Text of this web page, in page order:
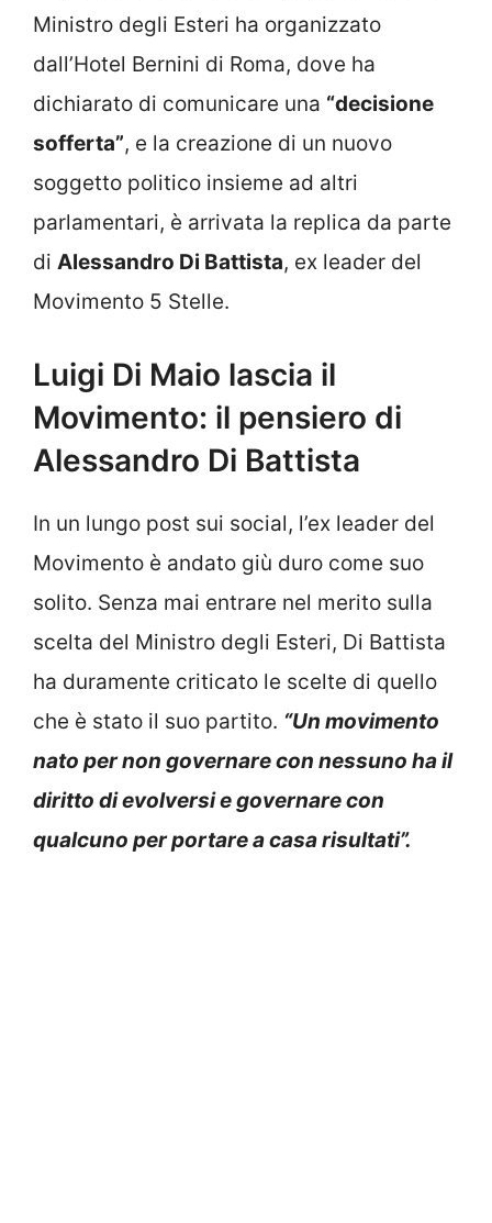
Ministro degli Esteri ha organizzato
dall’Hotel Bernini di Roma, dove ha
dichiarato di comunicare una “decisione
sofferta”, e la creazione di un nuovo
soggetto politico insieme ad altri
parlamentari, è arrivata la replica da parte
di Alessandro Di Battista, ex leader del
Movimento 5 Stelle.
Luigi Di Maio lascia il
Movimento: il pensiero di
Alessandro Di Battista
In un lungo post sui social, l’ex leader del
Movimento è andato giù duro come suo
solito. Senza mai entrare nel merito sulla
scelta del Ministro degli Esteri, Di Battista
ha duramente criticato le scelte di quello
che è stato il suo partito. “Un movimento
nato per non governare con nessuno ha il
diritto di evolversi e governare con
qualcuno per portare a casa risultati”.